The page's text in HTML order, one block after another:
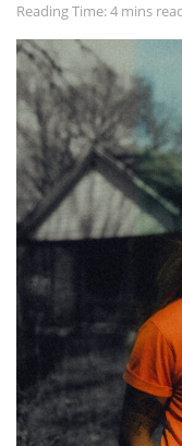
Reading Time: 4 mins